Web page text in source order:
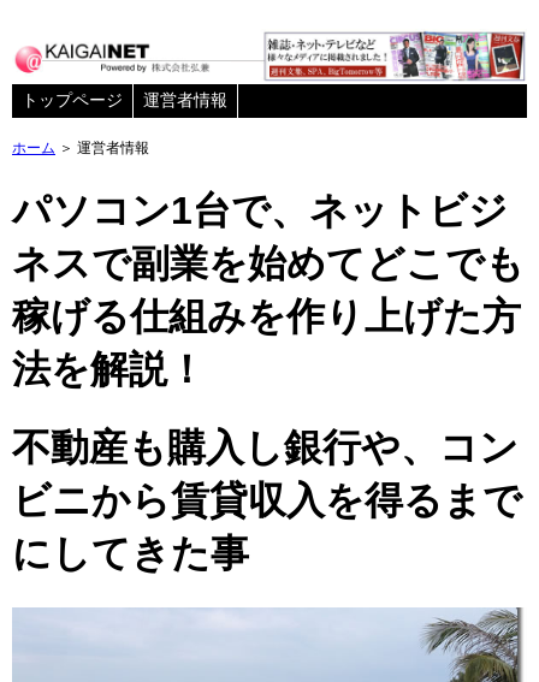
トップページ 運営者情報
ホーム ＞ 運営者情報
パソコン1台で、ネットビジ
ネスで副業を始めてどこでも
稼げる仕組みを作り上げた方
法を解説！
不動産も購入し銀行や、コン
ビニから賃貸収入を得るまで
にしてきた事